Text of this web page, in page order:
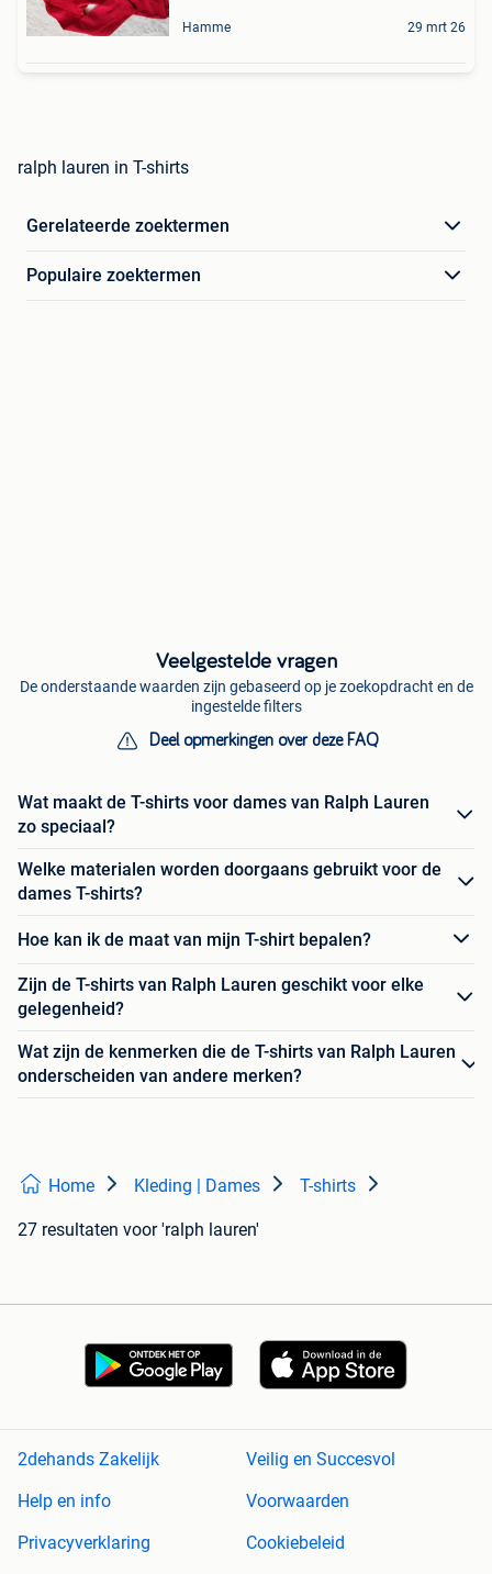
Hamme 29 mrt 26
ralph lauren in T-shirts
Gerelateerde zoektermen
Populaire zoektermen
Veelgestelde vragen
De onderstaande waarden zijn gebaseerd op je zoekopdracht en de
ingestelde filters
Deel opmerkingen over deze FAQ
Wat maakt de T-shirts voor dames van Ralph Lauren
zo speciaal?
Welke materialen worden doorgaans gebruikt voor de
dames T-shirts?
Hoe kan ik de maat van mijn T-shirt bepalen?
Zijn de T-shirts van Ralph Lauren geschikt voor elke
gelegenheid?
Wat zijn de kenmerken die de T-shirts van Ralph Lauren
onderscheiden van andere merken?
Home Kleding | Dames T-shirts
27 resultaten voor 'ralph lauren'
2dehands Zakelijk
Veilig en Succesvol
Help en info
Voorwaarden
Privacyverklaring
Cookiebeleid